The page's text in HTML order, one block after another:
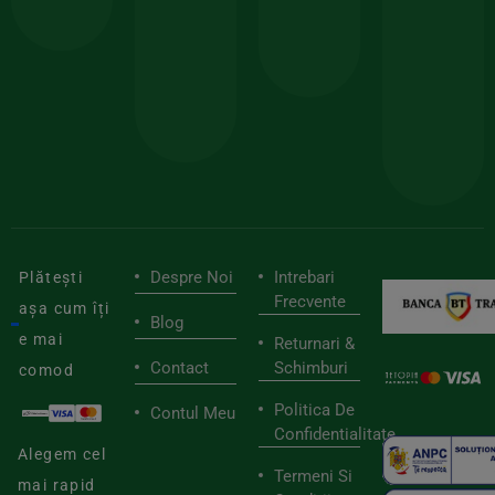
Plătești
așa cum îți
e mai
comod
Alegem cel
mai rapid
Despre Noi
Blog
Contact
Contul Meu
Intrebari
Frecvente
Returnari &
Schimburi
Politica De
Confidentialitate
Termeni Si